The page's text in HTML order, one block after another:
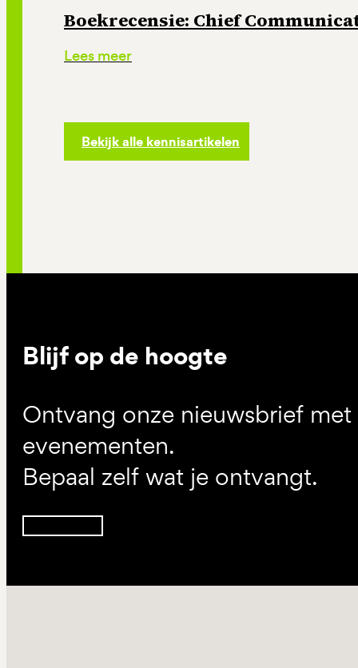
Boekrecensie: Chief
Lees meer
Bekijk alle kennisartikelen
Blijf op de hoogte
Ontvang onze nieuwsbrief
evenementen.
Bepaal zelf wat je ontvangt.